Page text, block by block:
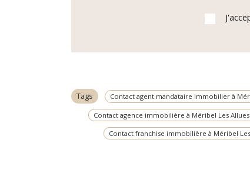
Tags Contact agent mandataire immobilier à
Contact agence immobilière à Méribel Les Allues
Contact franchise immobilière à Méribel Les